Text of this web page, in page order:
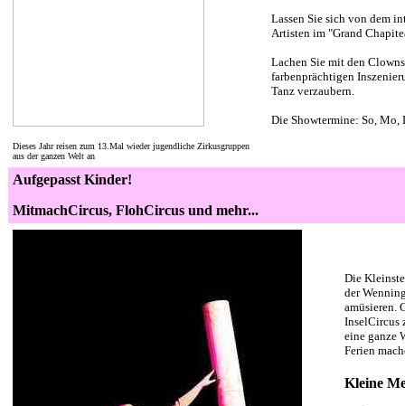
Dieses Jahr reisen zum 13.Mal wieder jugendliche Zirkusgruppen
aus der ganzen Welt an
Lassen Sie sich von dem
Artisten im "Grand
Lachen Sie mit den
farbenprächtigen
Tanz verzaubern.
Die Showtermine: So,
Aufgepasst Kinder!
MitmachCircus, FlohCircus und mehr...
Die
der
amüsieren.
InselCircus
eine ganze
Ferien
Kleine